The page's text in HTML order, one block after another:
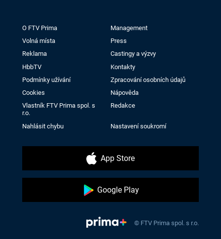
O FTV Prima
Management
Volná místa
Press
Reklama
Castingy a výzvy
HbbTV
Kontakty
Podmínky užívání
Zpracování osobních údajů
Cookies
Nápověda
Vlastník FTV Prima spol. s
r.o.
Redakce
Nahlásit chybu Nastavení soukromí
App Store
Google Play
© FTV Prima spol. s r.o.